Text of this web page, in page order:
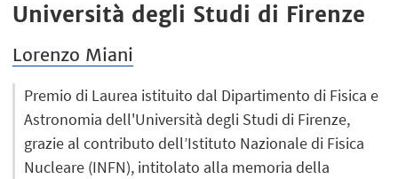
Università degli Studi di Firenze
Lorenzo Miani
Premio di Laurea istituito dal Dipartimento di Fisica e
Astronomia dell'Università degli Studi di Firenze,
grazie al contributo dell’Istituto Nazionale di Fisica
Nucleare (INFN), intitolato alla memoria della